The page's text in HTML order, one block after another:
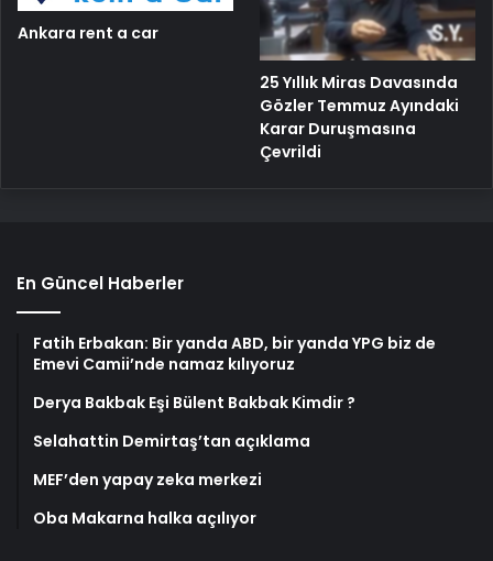
Ankara rent a car
25 Yıllık Miras Davasında
Gözler Temmuz Ayındaki
Karar Duruşmasına
Çevrildi
En Güncel Haberler
Fatih Erbakan: Bir yanda ABD, bir yanda YPG biz de
Emevi Camii’nde namaz kılıyoruz
Derya Bakbak Eşi Bülent Bakbak Kimdir ?
Selahattin Demirtaş’tan açıklama
MEF’den yapay zeka merkezi
Oba Makarna halka açılıyor